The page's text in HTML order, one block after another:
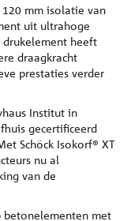
mm isolatie van
uit ultrahoge
drukelement heeft
draagkracht
prestaties verder
Institut in
gecertificeerd
Schöck Isokorf® XT
nu al
van de
betonelementen met